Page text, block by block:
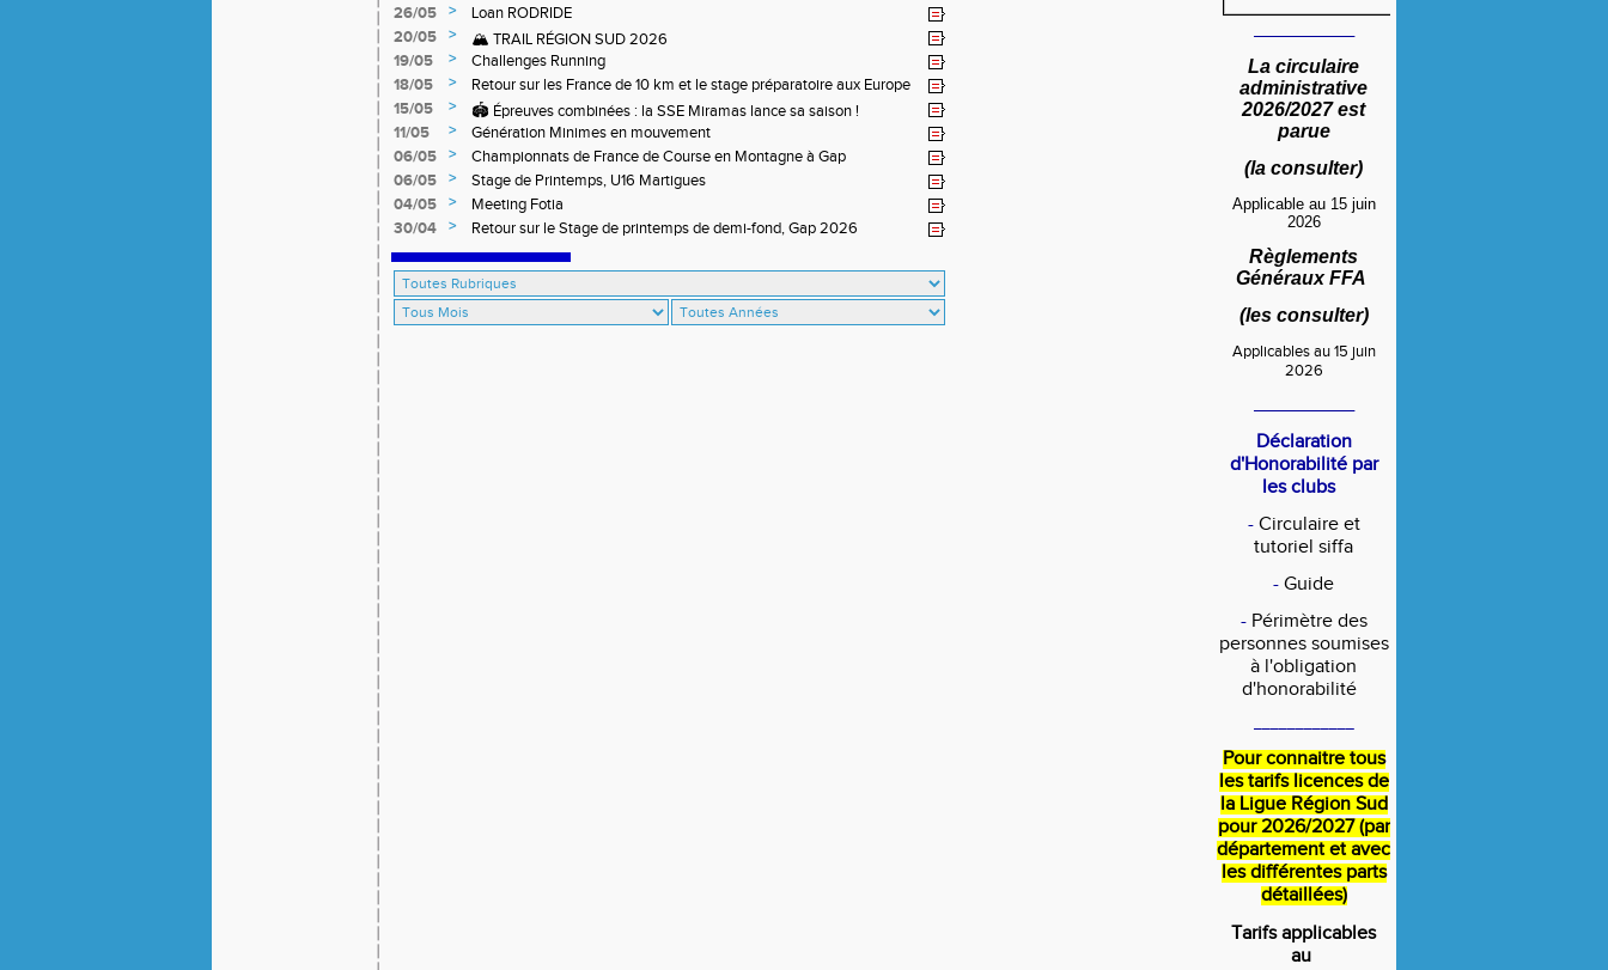
26/05
>
Loan RODRIDE
20/05
>
🏔️ TRAIL RÉGION SUD 2026
19/05
>
Challenges Running
18/05
>
Retour sur les France de 10 km et le stage préparatoire aux Europe
off-road à Briançon
15/05 >
🏟️ Épreuves combinées : la SSE Miramas lance sa saison !
11/05
>
Génération Minimes en mouvement
06/05
>
Championnats de France de Course en Montagne à Gap
06/05
>
Stage de Printemps, U16 Martigues
04/05
>
Meeting Fotia
30/04
> R‌etour sur le Stage de printemps de demi-fond, Gap 2026
La circulaire
administrative
2026/2027 est
parue
(la consulter)
Applicable au 15 juin
2026
Règlements
Généraux FFA
(les consulter)
Applicables au 15 juin
2026
Déclaration
d'Honorabilité par
les clubs
- Circulaire et
tutoriel siffa
- Guide
- Périmètre des
personnes soumises
à l'obligation
d'honorabilité
Pour connaitre tous
les tarifs licences de
la Ligue Région Sud
pour 2026/2027 (par
département et avec
les différentes parts
détaillées)
Tarifs applicables
au